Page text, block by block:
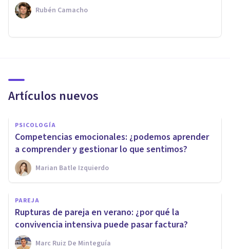
Rubén Camacho
Artículos nuevos
PSICOLOGÍA
Competencias emocionales: ¿podemos aprender
a comprender y gestionar lo que sentimos?
Marian Batle Izquierdo
PAREJA
Rupturas de pareja en verano: ¿por qué la
convivencia intensiva puede pasar factura?
Marc Ruiz De Minteguía